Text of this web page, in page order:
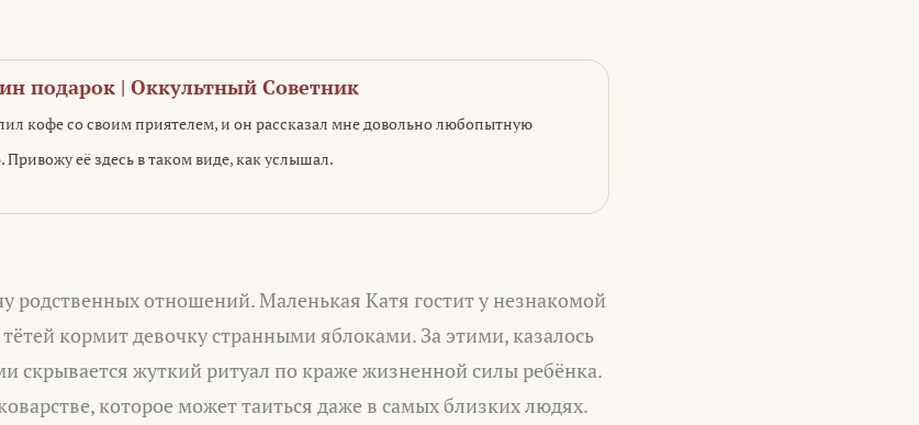
подарок | Оккультный Советник
кофе со своим приятелем, и он рассказал мне довольно любопытную
её здесь в таком виде, как услышал.
родственных отношений. Маленькая Катя гостит у незнакомой
кормит девочку странными яблоками. За этими, казалось
жуткий ритуал по краже жизненной силы ребёнка.
которое может таиться даже в самых близких людях.